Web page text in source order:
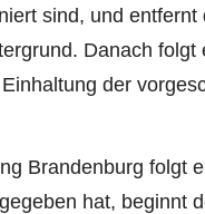
sind, und entfernt
Danach folgt
der
Brandenburg folgt
hat, beginnt